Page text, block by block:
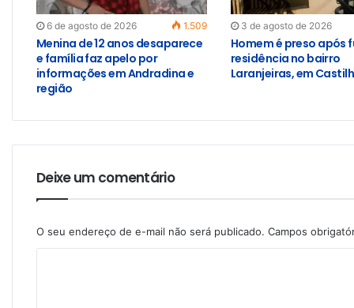
6 de agosto de 2026 1.509
Menina de 12 anos desaparece
e família faz apelo por
informações em Andradina e
região
3 de agosto de 2026
Homem é preso após
residência no bairro
Laranjeiras, em
Deixe um comentário
O seu endereço de e-mail não será publicado. Campos